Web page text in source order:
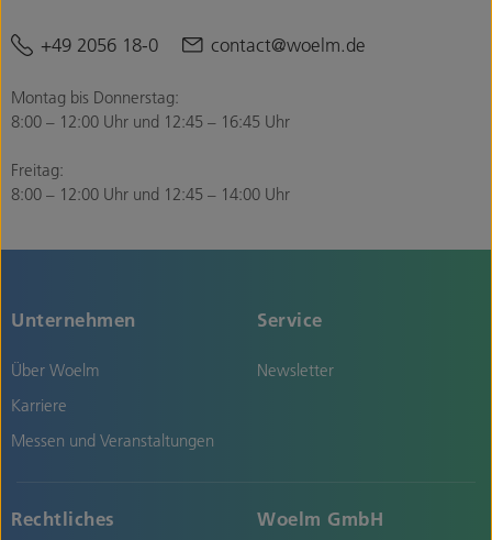
+49 2056 18-0 contact@woelm.de
Montag bis Donnerstag:
8:00 – 12:00 Uhr und 12:45 – 16:45 Uhr
Freitag:
8:00 – 12:00 Uhr und 12:45 – 14:00 Uhr
Unternehmen
Über Woelm
Karriere
Messen und Veranstaltungen
Service
Newsletter
Rechtliches Woelm GmbH